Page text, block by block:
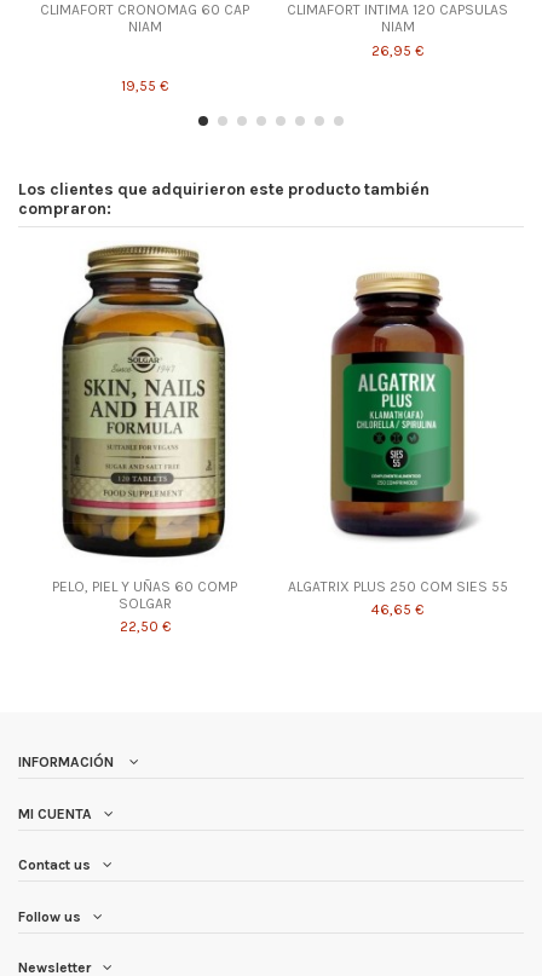
CLIMAFORT CRONOMAG 60 CAP
NIAM
19,55 €
CLIMAFORT INTIMA 120 CAPSULAS
NIAM
26,95 €
Los clientes que adquirieron este producto también
compraron:
PELO, PIEL Y UÑAS 60 COMP
SOLGAR
22,50 €
ALGATRIX PLUS 250 COM SIES 55
46,65 €
INFORMACIÓN
MI CUENTA
Contact us
Follow us
Newsletter